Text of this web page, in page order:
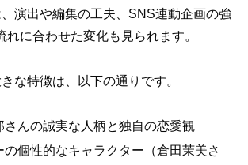
演出や編集の工夫、SNS連動企画の強
れに合わせた変化も見られます。
な特徴は、以下の通りです。
さんの誠実な人柄と独自の恋愛観
の個性的なキャラクター（倉田茉美さ